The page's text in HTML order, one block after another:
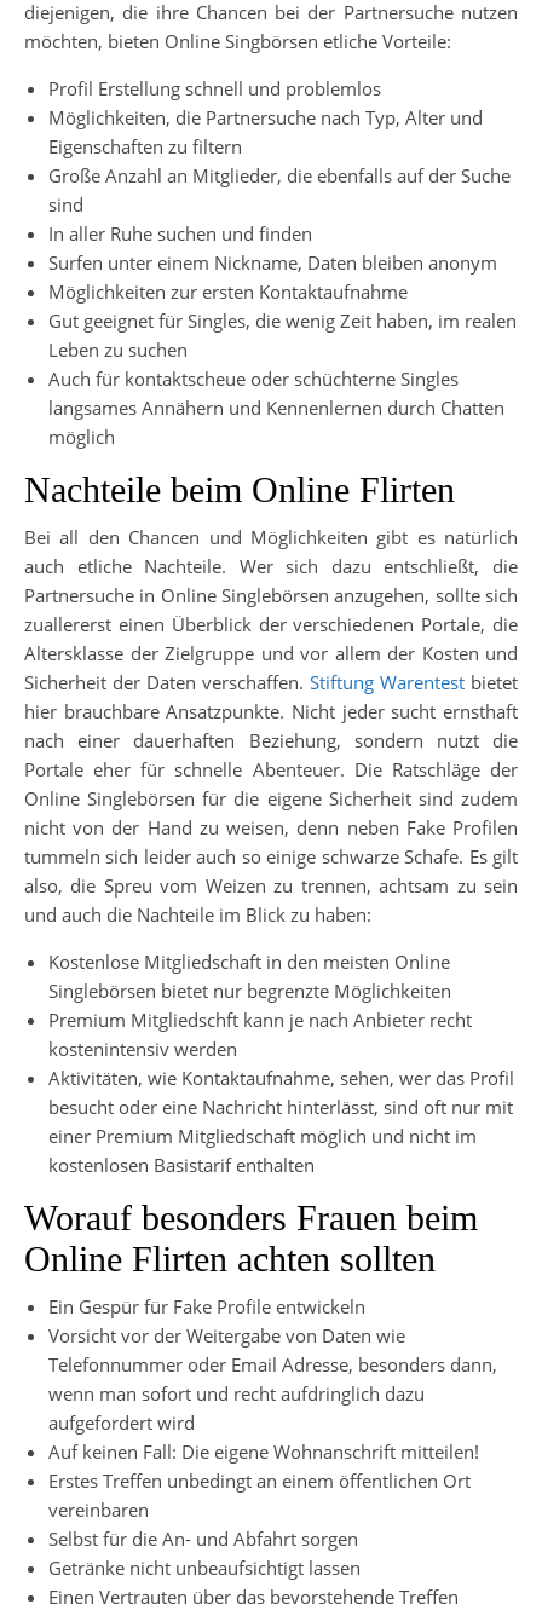
diejenigen, die ihre Chancen bei der Partnersuche nutzen
möchten, bieten Online Singbörsen etliche Vorteile:
Profil Erstellung schnell und problemlos
Möglichkeiten, die Partnersuche nach Typ, Alter und
Eigenschaften zu filtern
Große Anzahl an Mitglieder, die ebenfalls auf der Suche
sind
In aller Ruhe suchen und finden
Surfen unter einem Nickname, Daten bleiben anonym
Möglichkeiten zur ersten Kontaktaufnahme
Gut geeignet für Singles, die wenig Zeit haben, im realen
Leben zu suchen
Auch für kontaktscheue oder schüchterne Singles
langsames Annähern und Kennenlernen durch Chatten
möglich
Nachteile beim Online Flirten
Bei all den Chancen und Möglichkeiten gibt es natürlich
auch etliche Nachteile. Wer sich dazu entschließt, die
Partnersuche in Online Singlebörsen anzugehen, sollte sich
zuallererst einen Überblick der verschiedenen Portale, die
Altersklasse der Zielgruppe und vor allem der Kosten und
Sicherheit der Daten verschaffen. Stiftung Warentest bietet
hier brauchbare Ansatzpunkte. Nicht jeder sucht ernsthaft
nach einer dauerhaften Beziehung, sondern nutzt die
Portale eher für schnelle Abenteuer. Die Ratschläge der
Online Singlebörsen für die eigene Sicherheit sind zudem
nicht von der Hand zu weisen, denn neben Fake Profilen
tummeln sich leider auch so einige schwarze Schafe. Es gilt
also, die Spreu vom Weizen zu trennen, achtsam zu sein
und auch die Nachteile im Blick zu haben:
Kostenlose Mitgliedschaft in den meisten Online
Singlebörsen bietet nur begrenzte Möglichkeiten
Premium Mitgliedschft kann je nach Anbieter recht
kostenintensiv werden
Aktivitäten, wie Kontaktaufnahme, sehen, wer das Profil
besucht oder eine Nachricht hinterlässt, sind oft nur mit
einer Premium Mitgliedschaft möglich und nicht im
kostenlosen Basistarif enthalten
Worauf besonders Frauen beim
Online Flirten achten sollten
Ein Gespür für Fake Profile entwickeln
Vorsicht vor der Weitergabe von Daten wie
Telefonnummer oder Email Adresse, besonders dann,
wenn man sofort und recht aufdringlich dazu
aufgefordert wird
Auf keinen Fall: Die eigene Wohnanschrift mitteilen!
Erstes Treffen unbedingt an einem öffentlichen Ort
vereinbaren
Selbst für die An- und Abfahrt sorgen
Getränke nicht unbeaufsichtigt lassen
Einen Vertrauten über das bevorstehende Treffen